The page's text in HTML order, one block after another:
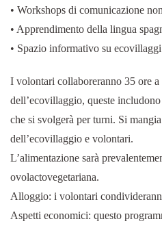
• Workshops di comunicazione
• Apprendimento della lingua
• Spazio informativo su ecovillaggi
I volontari collaboreranno 35 ore a
dell’ecovillaggio, queste
che si svolgerà per turni. Si
dell’ecovillaggio e volontari.
L’alimentazione sarà
ovolactovegetariana.
Alloggio: i volontari
Aspetti economici: questo